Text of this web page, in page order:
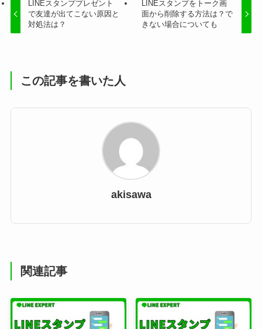
LINEスタンププレゼント
で友達が出てこない原因と
対処法は？
LINEスタンプをトーク画
面から削除する方法は？で
きない場合についても
この記事を書いた人
akisawa
関連記事